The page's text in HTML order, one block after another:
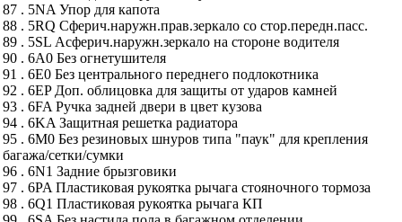
87 . 5NA Упор для капота
88 . 5RQ Сферич.наружн.прав.зеркало со стор.передн.пасс.
89 . 5SL Асферич.наружн.зеркало на стороне водителя
90 . 6A0 Без огнетушителя
91 . 6E0 Без центрального переднего подлокотника
92 . 6EP Доп. облицовка для защиты от ударов камней
93 . 6FA Ручка задней двери в цвет кузова
94 . 6KA Защитная решетка радиатора
95 . 6M0 Без резиновых шнуров типа "паук" для крепления
багажа/сетки/сумки
96 . 6N1 Задние брызговики
97 . 6PA Пластиковая рукоятка рычага стояночного тормоза
98 . 6Q1 Пластиковая рукоятка рычага КП